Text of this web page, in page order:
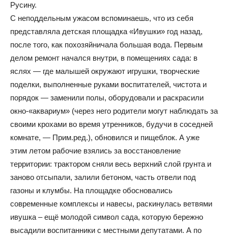
Русину.
С неподдельным ужасом вспоминаешь, что из себя
представляла детская площадка «Ивушки» год назад,
после того, как похозяйничала большая вода. Первым
делом ремонт начался внутри, в помещениях сада: в
яслях — где малышей окружают игрушки, творческие
поделки, выполненные руками воспитателей, чистота и
порядок — заменили полы, оборудовали и раскрасили
окно-«аквариум» (через него родители могут наблюдать за
своими крохами во время утренников, будучи в соседней
комнате, — Прим.ред.), обновился и пищеблок. А уже
этим летом рабочие взялись за восстановление
территории: трактором сняли весь верхний слой грунта и
заново отсыпали, залили бетоном, часть отвели под
газоны и клумбы. На площадке обосновались
современные комплексы и навесы, раскинулась ветвями
ивушка – ещё молодой символ сада, которую бережно
высадили воспитанники с местными депутатами. А по